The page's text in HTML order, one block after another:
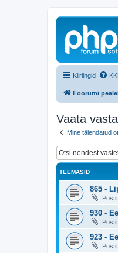
Kiirlingid
Foorumi
Vaata
Mine täiendatud
TEEMASID
865 -
930 -
923 -